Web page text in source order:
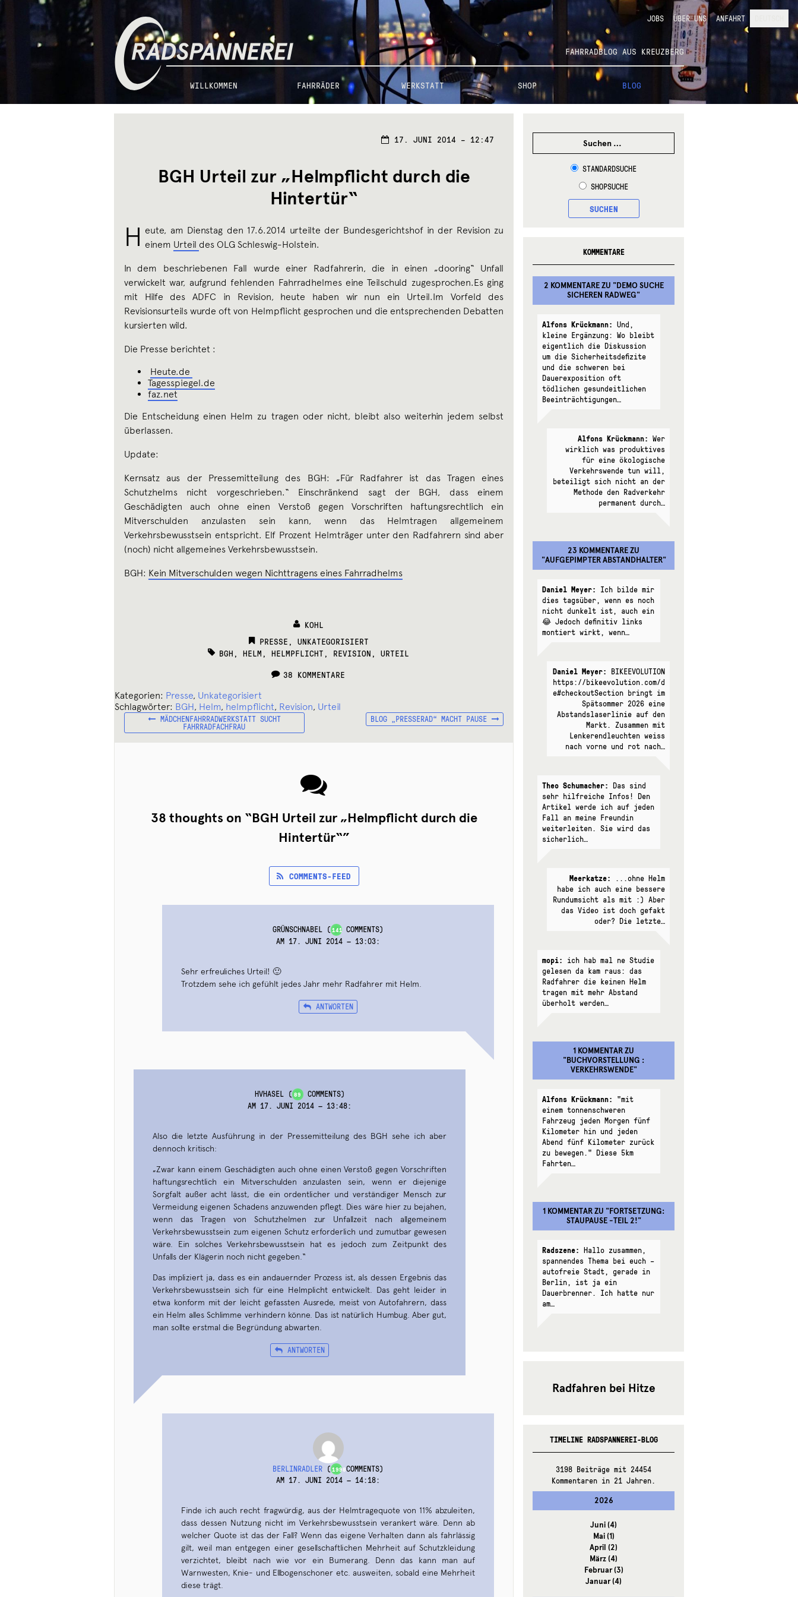
Navigation
springen
springen
Radspannerei
FAHRRADBLOG AUS KREUZBERG
JOBS ÜBER UNS ANFAHRT
WILLKOMMEN FAHRRÄDER WERKSTATT SHOP BLOG
17. JUNI 2014 – 12:47
BGH Urteil zur „Helmpflicht durch die
Hintertür“
H eute, am Dienstag den 17.6.2014 urteilte der Bundesgerichtshof in der Revision zu
einem Urteil des OLG Schleswig-Holstein.
In dem beschriebenen Fall wurde einer Radfahrerin, die in einen „dooring“ Unfall
verwickelt war, aufgrund fehlenden Fahrradhelmes eine Teilschuld zugesprochen.Es ging
mit Hilfe des ADFC in Revision, heute haben wir nun ein Urteil.Im Vorfeld des
Revisionsurteils wurde oft von Helmpflicht gesprochen und die entsprechenden Debatten
kursierten wild.
Die Presse berichtet :
Heute.de
Tagesspiegel.de
faz.net
Die Entscheidung einen Helm zu tragen oder nicht, bleibt also weiterhin jedem selbst
überlassen.
Update:
Kernsatz aus der Pressemitteilung des BGH: „Für Radfahrer ist das Tragen eines
Schutzhelms nicht vorgeschrieben.“ Einschränkend sagt der BGH, dass einem
Geschädigten auch ohne einen Verstoß gegen Vorschriften haftungsrechtlich ein
Mitverschulden anzulasten sein kann, wenn das Helmtragen allgemeinem
Verkehrsbewusstsein entspricht. Elf Prozent Helmträger unter den Radfahrern sind aber
(noch) nicht allgemeines Verkehrsbewusstsein.
BGH: Kein Mitverschulden wegen Nichttragens eines Fahrradhelms
KOHL
CATEGORIES:
PRESSE , UNKATEGORISIERT
TAGS:
BGH , HELM , HELMPFLICHT , REVISION , URTEIL
38 KOMMENTARE
Kategorien: Presse, Unkategorisiert
Schlagwörter: BGH, Helm, helmpflicht, Revision, Urteil
Beitragsnavigation
VORHERIGER
BEITRAG:
MÄDCHENFAHRRADWERKSTATT SUCHT
FAHRRADFACHFRAU
NÄCHSTER
BEITRAG:
BLOG „PRESSERAD“ MACHT PAUSE
38 thoughts on “BGH Urteil zur „Helmpflicht durch die
Hintertür“”
COMMENTS-FEED
GRÜNSCHNABEL (141 COMMENTS)
AM 17. JUNI 2014 — 13:03:
Sehr erfreuliches Urteil! 🙂
Trotzdem sehe ich gefühlt jedes Jahr mehr Radfahrer mit Helm.
ANTWORTEN
HVHASEL ( 89 COMMENTS)
AM 17. JUNI 2014 — 13:48:
Also die letzte Ausführung in der Pressemitteilung des BGH sehe ich aber
dennoch kritisch:
„Zwar kann einem Geschädigten auch ohne einen Verstoß gegen Vorschriften
haftungsrechtlich ein Mitverschulden anzulasten sein, wenn er diejenige
Sorgfalt außer acht lässt, die ein ordentlicher und verständiger Mensch zur
Vermeidung eigenen Schadens anzuwenden pflegt. Dies wäre hier zu bejahen,
wenn das Tragen von Schutzhelmen zur Unfallzeit nach allgemeinem
Verkehrsbewusstsein zum eigenen Schutz erforderlich und zumutbar gewesen
wäre. Ein solches Verkehrsbewusstsein hat es jedoch zum Zeitpunkt des
Unfalls der Klägerin noch nicht gegeben.“
Das impliziert ja, dass es ein andauernder Prozess ist, als dessen Ergebnis das
Verkehrsbewusstsein sich für eine Helmplicht entwickelt. Das geht leider in
etwa konform mit der leicht gefassten Ausrede, meist von Autofahrern, dass
ein Helm alles Schlimme verhindern könne. Das ist natürlich Humbug. Aber gut,
man sollte erstmal die Begründung abwarten.
ANTWORTEN
BERLINRADLER (1998COMMENTS)
AM 17. JUNI 2014 — 14:18:
Finde ich auch recht fragwürdig, aus der Helmtragequote von 11% abzuleiten,
dass dessen Nutzung nicht im Verkehrsbewusstsein verankert wäre. Denn ab
welcher Quote ist das der Fall? Wenn das eigene Verhalten dann als fahrlässig
gilt, weil man entgegen einer gesellschaftlichen Mehrheit auf Schutzkleidung
verzichtet, bleibt nach wie vor ein Bumerang. Denn das kann man auf
Warnwesten, Knie- und Ellbogenschoner etc. ausweiten, sobald eine Mehrheit
diese trägt.
STANDARDSUCHE
SHOPSUCHE
SUCHEN
KOMMENTARE
2 KOMMENTAREZU "DEMO SUCHE
SICHEREN RADWEG"
Alfons Krückmann: Und,
kleine Ergänzung: Wo bleibt
eigentlich die Diskussion
um die Sicherheitsdefizite
und die schweren bei
Dauerexposition oft
tödlichen gesundeitlichen
Beeinträchtigungen…
Alfons Krückmann: Wer
wirklich was produktives
für eine ökologische
Verkehrswende tun will,
beteiligt sich nicht an der
Methode den Radverkehr
permanent durch…
23 KOMMENTAREZU
"AUFGEPIMPTER ABSTANDHALTER"
Daniel Meyer: Ich bilde mir
dies tagsüber, wenn es noch
nicht dunkelt ist, auch ein
😂 Jedoch definitiv links
montiert wirkt, wenn…
Daniel Meyer: BIKEEVOLUTION
https://bikeevolution.com/d
e#checkoutSection bringt im
Spätsommer 2026 eine
Abstandslaserlinie auf den
Markt. Zusammen mit
Lenkerendleuchten weiss
nach vorne und rot nach…
Theo Schumacher: Das sind
sehr hilfreiche Infos! Den
Artikel werde ich auf jeden
Fall an meine Freundin
weiterleiten. Sie wird das
sicherlich…
Meerkatze:
...ohne Helm
habe ich auch eine bessere
Rundumsicht als mit :) Aber
das Video ist doch gefakt
oder? Die letzte…
mopi: ich hab mal ne Studie
gelesen da kam raus: das
Radfahrer die keinen Helm
tragen mit mehr Abstand
überholt werden…
1 KOMMENTARZU
"BUCHVORSTELLUNG :
VERKEHRSWENDE"
Alfons Krückmann: "mit
einem tonnenschweren
Fahrzeug jeden Morgen fünf
Kilometer hin und jeden
Abend fünf Kilometer zurück
zu bewegen." Diese 5km
Fahrten…
1 KOMMENTARZU "FORTSETZUNG:
STAUPAUSE -TEIL 2!"
Radszene: Hallo zusammen,
spannendes Thema bei euch –
autofreie Stadt, gerade in
Berlin, ist ja ein
Dauerbrenner. Ich hatte nur
am…
Radfahren bei Hitze
TIMELINE RADSPANNEREI-BLOG
3198 Beiträge mit 24454
Kommentaren in 21 Jahren.
2026
Juni(4)
Mai(1)
April (2)
März(4)
Februar(3)
Januar(4)